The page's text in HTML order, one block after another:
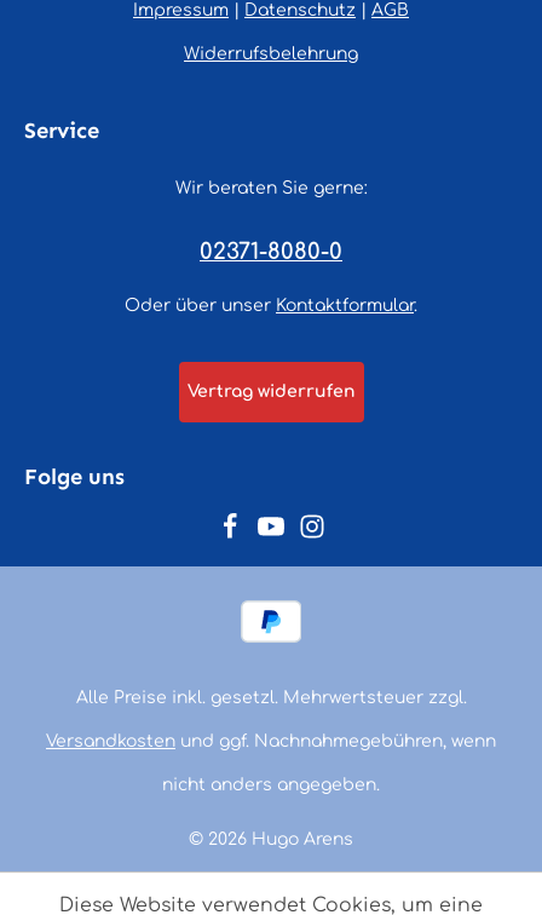
Impressum Datenschutz AGB
Widerrufsbelehrung
Service
Wir beraten Sie gerne:
02371-8080-0
Oder über unser Kontaktformular.
Vertrag widerrufen
Folge uns
© 2026 Hugo Arens
Alle Preise inkl. gesetzl. Mehrwertsteuer zzgl.
Versandkosten und ggf. Nachnahmegebühren, wenn
nicht anders angegeben.
Diese Website verwendet Cookies, um eine